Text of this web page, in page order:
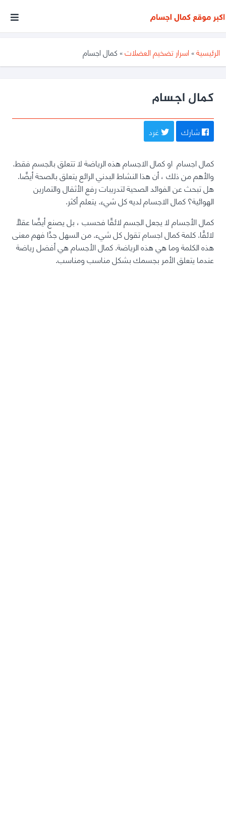
موقع
متخصص
فى
الأجسام
الرئيسية» اسرار تضخيم العضلات» كمال اجسام
كمال اجسام
شارك
غرد
كمال اجسام او كمال الاجسام هذه الرياضة لا تتعلق بالجسم فقط.
والأهم من ذلك ، أن هذا النشاط البدني الرائع يتعلق بالصحة أيضًا.
هل تبحث عن الفوائد الصحية لتدريبات رفع الأثقال والتمارين
الهوائية؟ كمال الاجسام لديه كل شيء. يتعلم أكثر.
كمال الأجسام لا يجعل الجسم لائقًا فحسب ، بل يصنع أيضًا عقلًا
لائقًا. كلمة كمال اجسام تقول كل شيء. من السهل جدًا فهم معنى
هذه الكلمة وما هي هذه الرياضة. كمال الأجسام هي أفضل رياضة
عندما يتعلق الأمر بجسمك بشكل مناسب ومناسب.